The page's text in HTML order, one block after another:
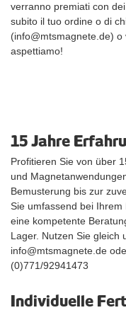
verranno premiati con
subito il tuo ordine o di
(info@mtsmagnete.de)
aspettiamo!
15 Jahre
Profitieren Sie von über
und
Bemusterung bis zur
Sie umfassend bei
eine kompetente
Lager. Nutzen Sie gleich
info@mtsmagnete.de
(0)771/92941473
Individuelle